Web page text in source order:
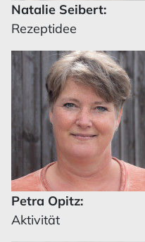
Natalie Seibert:
Rezeptidee
Petra Opitz:
Aktivität